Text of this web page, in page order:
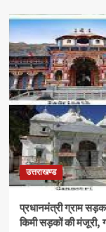
उत्तराखण्ड
प्रधानमंत्री ग्राम
किमी सड़कों की मंजूरी,